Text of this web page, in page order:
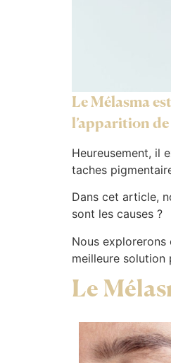
Le Mélasma
l’apparition de
Heureusement, il
taches
Dans cet article,
sont les causes ?
Nous
meilleure solution
Le